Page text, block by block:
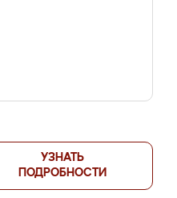
УЗНАТЬ
ПОДРОБНОСТИ